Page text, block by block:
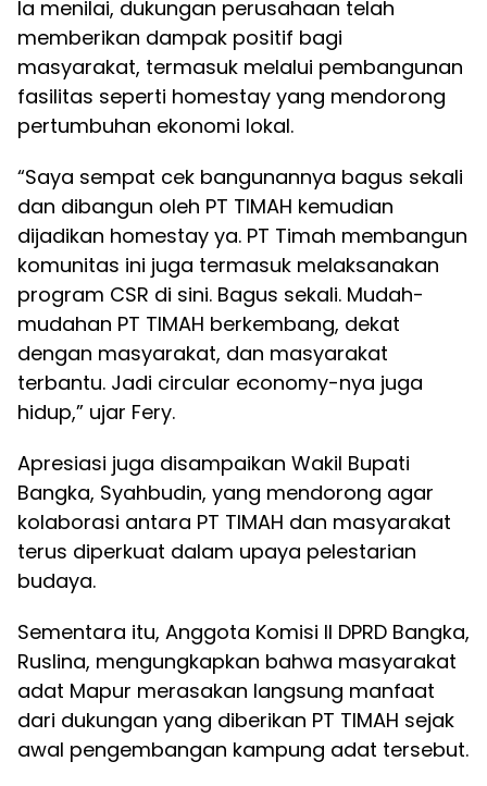
Ia menilai, dukungan perusahaan telah
memberikan dampak positif bagi
masyarakat, termasuk melalui pembangunan
fasilitas seperti homestay yang mendorong
pertumbuhan ekonomi lokal.
“Saya sempat cek bangunannya bagus sekali
dan dibangun oleh PT TIMAH kemudian
dijadikan homestay ya. PT Timah membangun
komunitas ini juga termasuk melaksanakan
program CSR di sini. Bagus sekali. Mudah-
mudahan PT TIMAH berkembang, dekat
dengan masyarakat, dan masyarakat
terbantu. Jadi circular economy-nya juga
hidup,” ujar Fery.
Apresiasi juga disampaikan Wakil Bupati
Bangka, Syahbudin, yang mendorong agar
kolaborasi antara PT TIMAH dan masyarakat
terus diperkuat dalam upaya pelestarian
budaya.
Sementara itu, Anggota Komisi II DPRD Bangka,
Ruslina, mengungkapkan bahwa masyarakat
adat Mapur merasakan langsung manfaat
dari dukungan yang diberikan PT TIMAH sejak
awal pengembangan kampung adat tersebut.